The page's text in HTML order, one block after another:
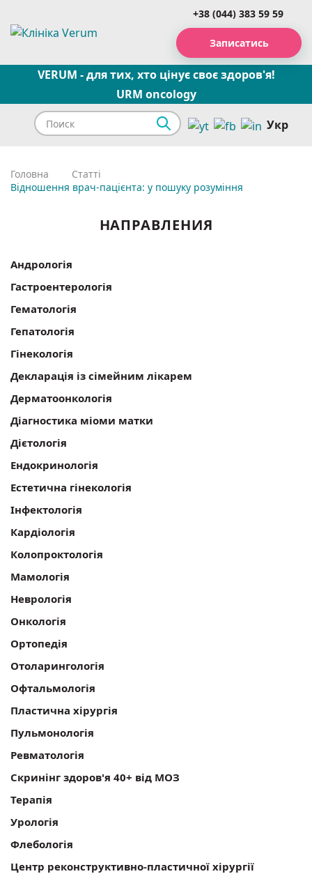
+38 (044) 383 59 59
Записатись
VERUM - для тих, хто цінує своє здоров'я!
URM oncology
Укр
Головна
Статті
Відношення врач-пацієнта: у пошуку розуміння
НАПРАВЛЕНИЯ
Андрологія
Гастроентерологія
Гематологія
Гепатологія
Гінекологія
Декларація із сімейним лікарем
Дерматоонкологія
Діагностика міоми матки
Дієтологія
Ендокринологія
Естетична гінекологія
Інфектологія
Кардіологія
Колопроктологія
Мамологія
Неврологія
Онкологія
Ортопедія
Отоларингологія
Офтальмологія
Пластична хірургія
Пульмонологія
Ревматологія
Скринінг здоров'я 40+ від МОЗ
Терапія
Урологія
Флебологія
Центр реконструктивно-пластичної хірургії